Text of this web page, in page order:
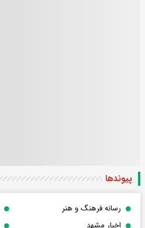
پیوندها
رسانه فرهنگ و هنر
اخبار مشهد